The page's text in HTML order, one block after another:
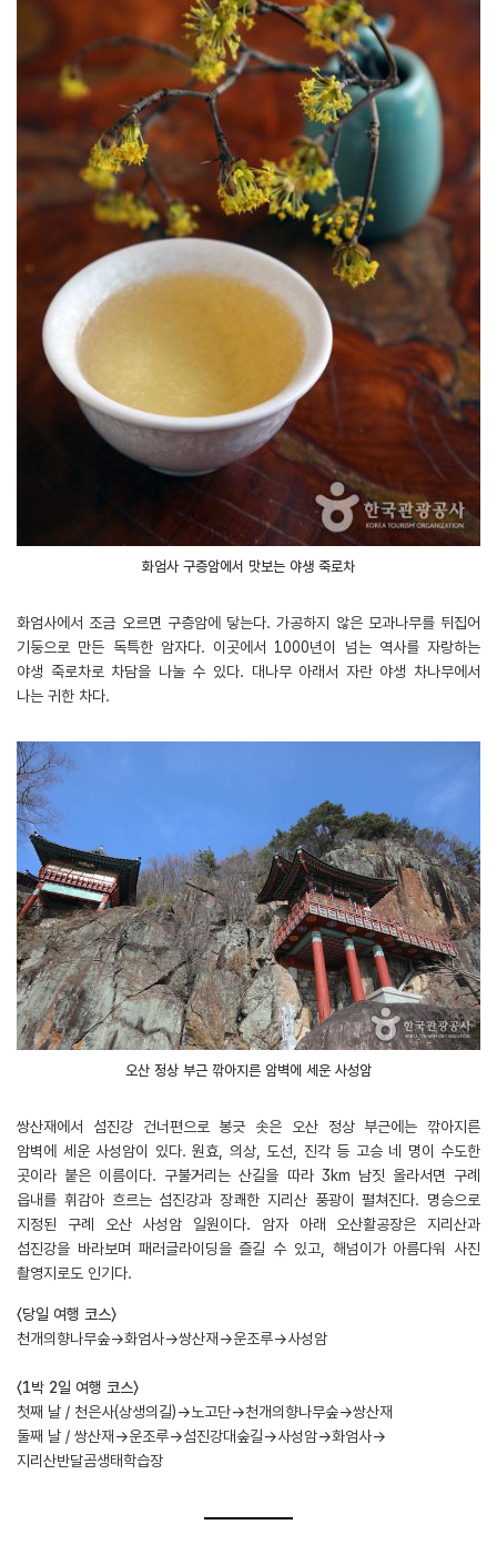
화엄사 구층암에서 맛보는 야생 죽로차
화엄사에서 조금 오르면 구층암에 닿는다. 가공하지 않은 모과나무를 뒤집어
기둥으로 만든 독특한 암자다. 이곳에서 1000년이 넘는 역사를 자랑하는
야생 죽로차로 차담을 나눌 수 있다. 대나무 아래서 자란 야생 차나무에서
나는 귀한 차다.
오산 정상 부근 깎아지른 암벽에 세운 사성암
쌍산재에서 섬진강 건너편으로 봉긋 솟은 오산 정상 부근에는 깎아지른
암벽에 세운 사성암이 있다. 원효, 의상, 도선, 진각 등 고승 네 명이 수도한
곳이라 붙은 이름이다. 구불거리는 산길을 따라 3km 남짓 올라서면 구례
읍내를 휘감아 흐르는 섬진강과 장쾌한 지리산 풍광이 펼쳐진다. 명승으로
지정된 구례 오산 사성암 일원이다. 암자 아래 오산활공장은 지리산과
섬진강을 바라보며 패러글라이딩을 즐길 수 있고, 해넘이가 아름다워 사진
촬영지로도 인기다.
〈당일 여행 코스〉
천개의향나무숲→화엄사→쌍산재→운조루→사성암
〈1박 2일 여행 코스〉
첫째 날 / 천은사(상생의길)→노고단→천개의향나무숲→쌍산재
둘째 날 / 쌍산재→운조루→섬진강대숲길→사성암→화엄사→
지리산반달곰생태학습장